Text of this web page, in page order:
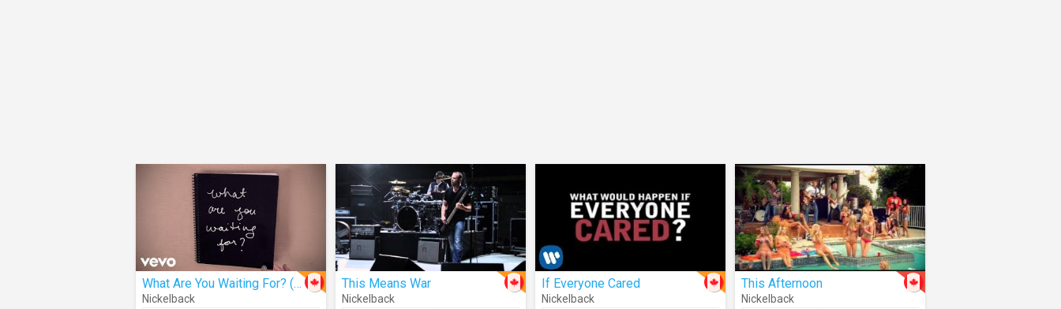
What Are You Waiting For? (Lyrics)
Nickelback
This Means War
Nickelback
If Everyone Cared
Nickelback
This Afternoon
Nickelback